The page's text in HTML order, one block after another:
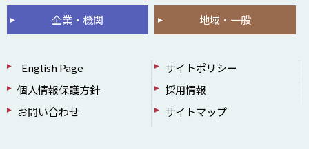
企業・機関 地域・一般
English Page
サイトポリシー
個人情報保護方針
採用情報
お問い合わせ
サイトマップ